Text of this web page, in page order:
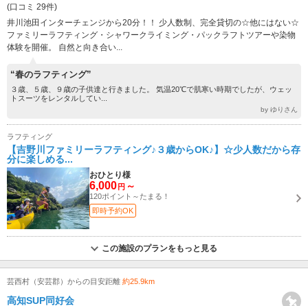
(口コミ 29件)
井川池田インターチェンジから20分！！ 少人数制、完全貸切の☆他にはない☆
ファミリーラフティング・シャワークライミング・パックラフトツアーや染物
体験を開催。 自然と向き合い...
“春のラフティング”
３歳、５歳、９歳の子供達と行きました。 気温20℃で肌寒い時期でしたが、ウェッ
トスーツをレンタルしてい...
by ゆりさん
ラフティング
【吉野川ファミリーラフティング♪３歳からOK♪】☆少人数だから存
分に楽しめる...
おひとり様
6,000 円 ～
120ポイント～たまる！
即時予約OK
この施設のプランをもっと見る
芸西村（安芸郡）からの目安距離 約25.9km
高知SUP同好会